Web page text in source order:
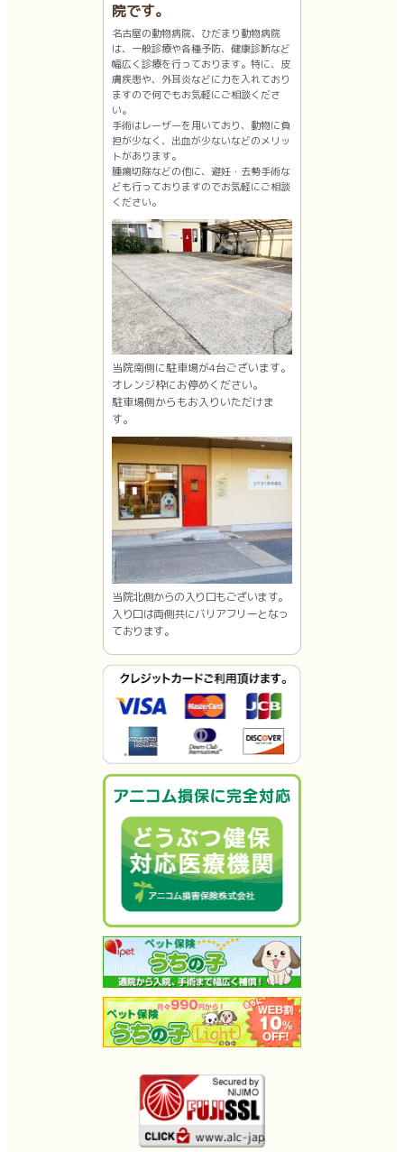
院です。
名古屋の動物病院、ひだまり動物病院
は、一般診療や各種予防、健康診断など
幅広く診療を行っております。特に、皮
膚疾患や、外耳炎などに力を入れており
ますので何でもお気軽にご相談くださ
い。
手術はレーザーを用いており、動物に負
担が少なく、出血が少ないなどのメリッ
トがあります。
腫瘍切除などの他に、避妊・去勢手術な
ども行っておりますのでお気軽にご相談
ください。
当院南側に駐車場が4台ございます。
オレンジ枠にお停めください。
駐車場側からもお入りいただけま
す。
当院北側からの入り口もございます。
入り口は両側共にバリアフリーとなっ
ております。